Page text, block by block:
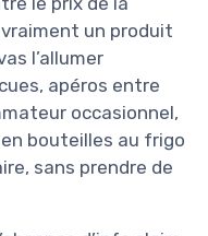
un produit
l’allumer
apéros entre
occasionnel,
bouteilles au frigo
sans prendre de